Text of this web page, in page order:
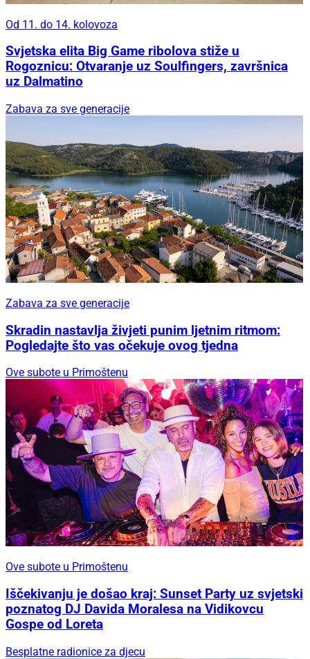
Od 11. do 14. kolovoza
Svjetska elita Big Game ribolova stiže u
Rogoznicu: Otvaranje uz Soulfingers, završnica
uz Dalmatino
Zabava za sve generacije
Zabava za sve generacije
Skradin nastavlja živjeti punim ljetnim ritmom:
Pogledajte što vas očekuje ovog tjedna
Ove subote u Primoštenu
Ove subote u Primoštenu
Iščekivanju je došao kraj: Sunset Party uz svjetski
poznatog DJ Davida Moralesa na Vidikovcu
Gospe od Loreta
Besplatne radionice za djecu